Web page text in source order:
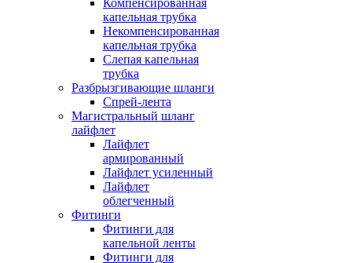
Компенсированная
капельная трубка
Некомпенсированная
капельная трубка
Слепая капельная
трубка
Разбрызгивающие шланги
Спрей-лента
Магистральный шланг
лайфлет
Лайфлет
армированный
Лайфлет усиленный
Лайфлет
облегченный
Фитинги
Фитинги для
капельной ленты
Фитинги для